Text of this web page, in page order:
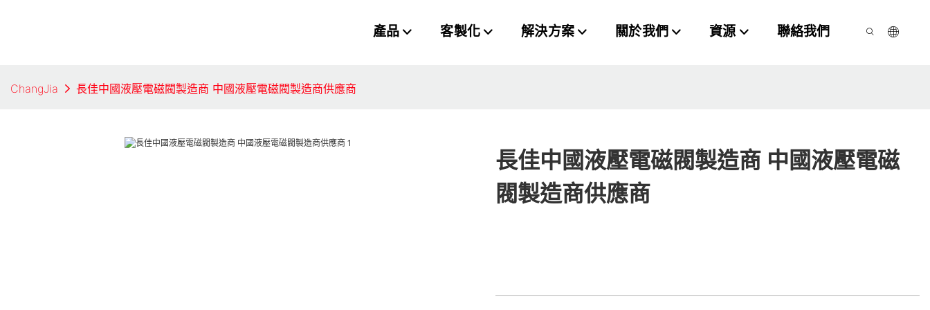
產品 客製化 解決方案 關於我們 資源 聯絡我們
ChangJia 長佳中國液壓電磁閥製造商 中國液壓電磁閥製造商供應商
長佳中國液壓電磁閥製造商 中國液壓電磁
閥製造商供應商